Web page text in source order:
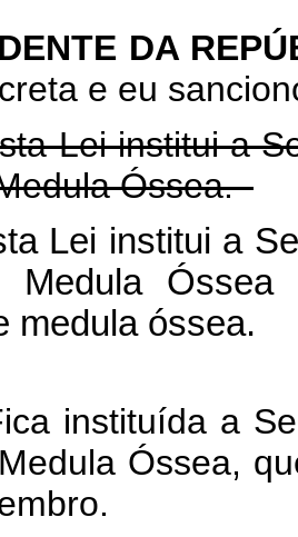
DA
e eu
Lei institui a
Óssea.
Lei institui a
Medula
medula
instituída a
Óssea,